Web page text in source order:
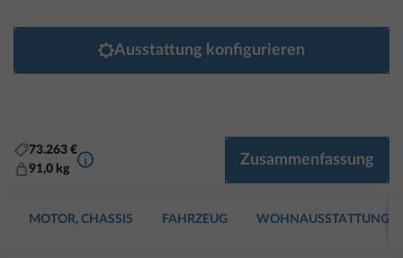
Ausstattung konfigurieren
73.263 €
91,0 kg
Mehr Informationen Zusammenfassung
MOTOR, CHASSIS FAHRZEUG WOHNAUSSTATTUNG